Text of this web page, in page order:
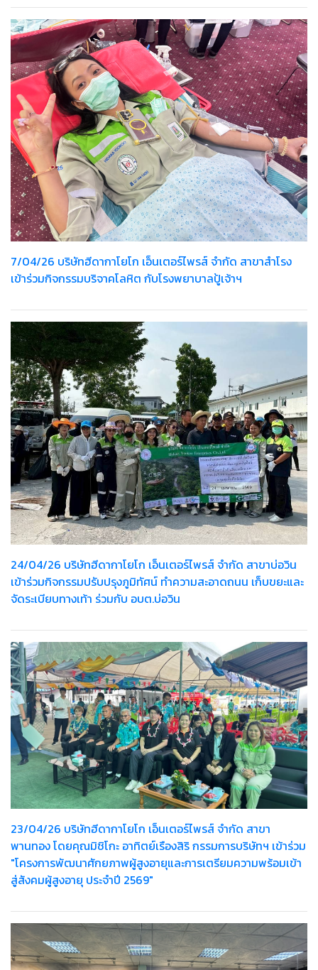
7/04/26 บริษัทฮีดากาโยโก เอ็นเตอร์ไพรส์ จำกัด สาขาสำโรง
เข้าร่วมกิจกรรมบริจาคโลหิต กับโรงพยาบาลปู้เจ้าฯ
24/04/26 บริษัทฮีดากาโยโก เอ็นเตอร์ไพรส์ จำกัด สาขาบ่อวิน
เข้าร่วมกิจกรรมปรับปรุงภูมิทัศน์ ทำความสะอาดถนน เก็บขยะและ
จัดระเบียบทางเท้า ร่วมกับ อบต.บ่อวิน
23/04/26 บริษัทฮีดากาโยโก เอ็นเตอร์ไพรส์ จำกัด สาขา
พานทอง โดยคุณมิชิโกะ อาทิตย์เรืองสิริ กรรมการบริษัทฯ เข้าร่วม
"โครงการพัฒนาศักยภาพผู้สูงอายุและการเตรียมความพร้อมเข้า
สู่สังคมผู้สูงอายุ ประจำปี 2569"